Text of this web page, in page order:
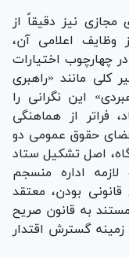
مجازی نیز دقیقاً از
اعلامی آن،
چهارچوب اختیارات
کلی مانند «راهبری
این نگرانی را
فراتر از هماهنگی
حقوق عمومی دو
اصل تشکیل ستاد
اداره منسجم
قانونی بودن، معتقد
به قانون صریح
گسترش اقتدار